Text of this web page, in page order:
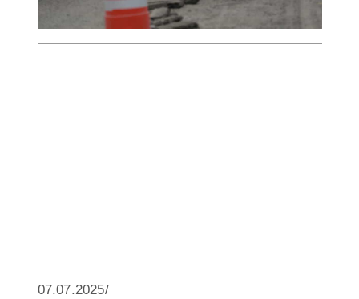
07.07.2025/